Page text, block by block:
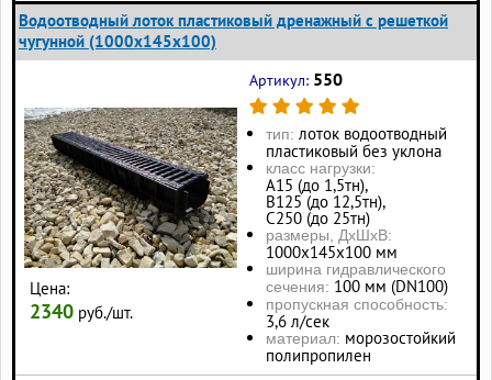
Водоотводный лоток пластиковый дренажный с решеткой
чугунной (1000x145x100)
Цена:
2340 руб./шт.
Артикул: 550
тип: лоток водоотводный
пластиковый без уклона
класс нагрузки:
А15 (до 1,5тн),
В125 (до 12,5тн),
С250 (до 25тн)
размеры, ДхШхВ:
1000х145х100 мм
ширина гидравлического
сечения: 100 мм (DN100)
пропускная способность:
3,6 л/сек
материал: морозостойкий
полипропилен